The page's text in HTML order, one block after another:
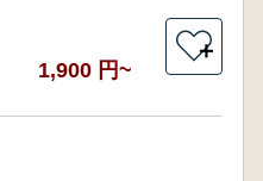
1,900 円~
＋